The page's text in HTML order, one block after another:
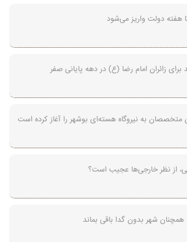
هفته دولت واریز می‌شود
زائران امام رضا (ع) در دهه پایانی صفر
متخصصان به نیروگاه هسته‌ای بوشهر را آغاز کرده است
از نظر خارجی‌ها عجیب است؟
شهر بدون گدا باقی بماند